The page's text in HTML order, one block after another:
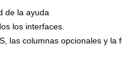
de la ayuda
los interfaces.
las columnas opcionales y la